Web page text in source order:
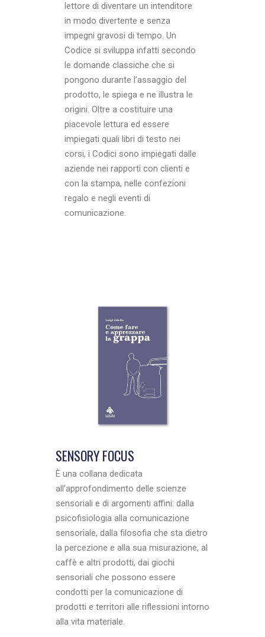
lettore di diventare un intenditore
in modo divertente e senza
impegni gravosi di tempo. Un
Codice si sviluppa infatti secondo
le domande classiche che si
pongono durante l’assaggio del
prodotto, le spiega e ne illustra le
origini. Oltre a costituire una
piacevole lettura ed essere
impiegati quali libri di testo nei
corsi, i Codici sono impiegati dalle
aziende nei rapporti con clienti e
con la stampa, nelle confezioni
regalo e negli eventi di
comunicazione.
SENSORY FOCUS
È una collana dedicata
all’approfondimento delle scienze
sensoriali e di argomenti affini: dalla
psicofisiologia alla comunicazione
sensoriale, dalla filosofia che sta dietro
la percezione e alla sua misurazione, al
caffè e altri prodotti, dai giochi
sensoriali che possono essere
condotti per la comunicazione di
prodotti e territori alle riflessioni intorno
alla vita materiale.